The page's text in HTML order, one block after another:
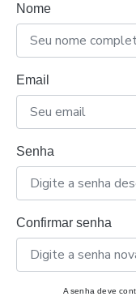
Nome
Email
Senha
Confirmar senha
A senha deve